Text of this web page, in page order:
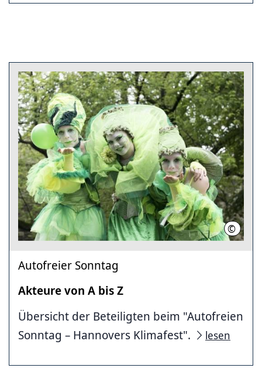
©
Autofreier Sonntag
Akteure von A bis Z
Übersicht der Beteiligten beim "Autofreien
Sonntag – Hannovers Klimafest".
lesen